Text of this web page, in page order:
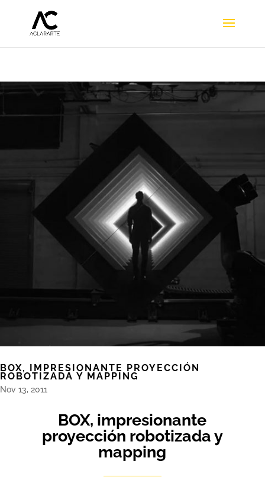
BOX, IMPRESIONANTE PROYECCIÓN
ROBOTIZADA Y MAPPING
Nov 13, 2011
BOX, impresionante
proyección robotizada y
mapping